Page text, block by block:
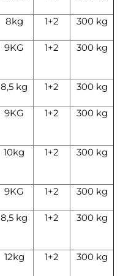
8kg 1+2 300 kg
9KG 1+2 300 kg
8,5 kg 1+2 300 kg
9KG 1+2 300 kg
10kg 1+2 300 kg
9KG 1+2 300 kg
8,5 kg 1+2 300 kg
12kg 1+2 300 kg